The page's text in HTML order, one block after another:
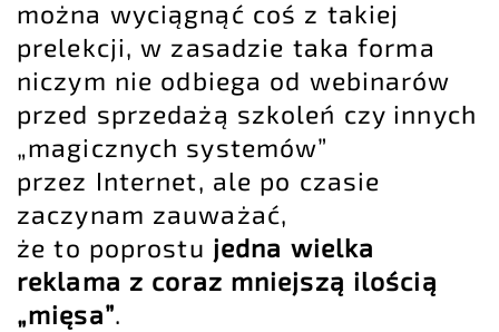
można wyciągnąć coś z takiej
prelekcji, w zasadzie taka forma
niczym nie odbiega od webinarów
przed sprzedażą szkoleń czy innych
„magicznych systemów”
przez Internet, ale po czasie
zaczynam zauważać,
że to poprostu jedna wielka
reklama z coraz mniejszą ilością
„mięsa”.